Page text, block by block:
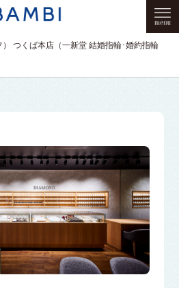
） つくば本店（一新堂 結婚指輪･婚約指輪